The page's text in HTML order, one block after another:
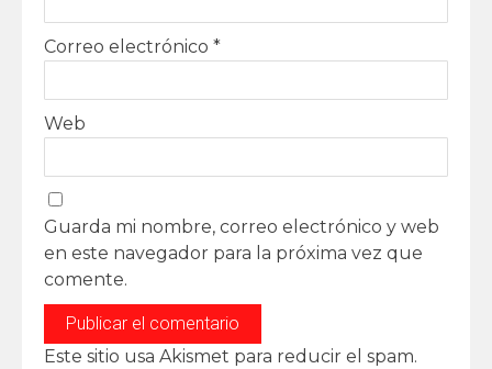
Correo electrónico *
Web
Guarda mi nombre, correo electrónico y web
en este navegador para la próxima vez que
comente.
Este sitio usa Akismet para reducir el spam.